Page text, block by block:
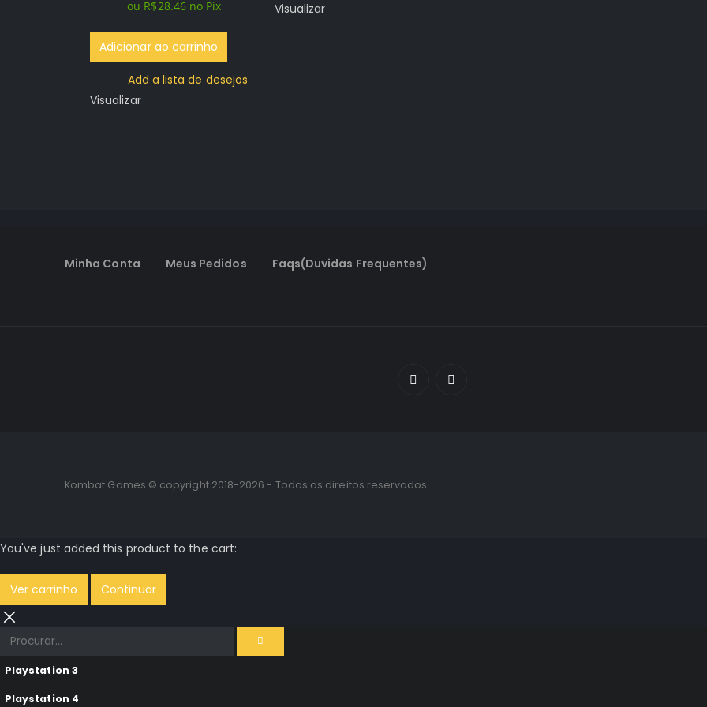
era:
R$119.96.
é:
R$29.96.
ou R$28.46 no Pix
Adicionar ao carrinho
Add a lista de desejos
Visualizar
Visualizar
Minha Conta Meus Pedidos Faqs(Duvidas Frequentes)
Kombat Games © copyright 2018-2026 - Todos os direitos reservados
You've just added this product to the cart:
Ver carrinho Continuar
Playstation 3
Playstation 4